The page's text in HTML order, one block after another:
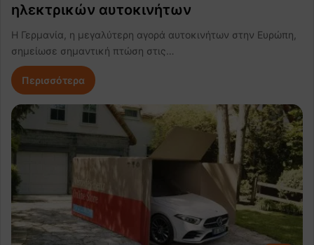
ηλεκτρικών αυτοκινήτων
Η Γερμανία, η μεγαλύτερη αγορά αυτοκινήτων στην Ευρώπη,
σημείωσε σημαντική πτώση στις…
Περισσότερα